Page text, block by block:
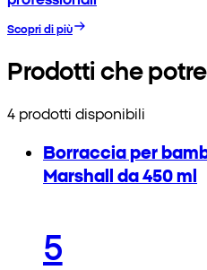
Scopri di più
Prodotti che
4 prodotti disponibili
Borraccia per
Marshall da 450 ml
5